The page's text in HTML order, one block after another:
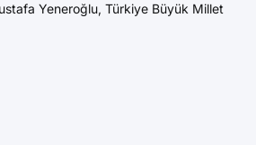
Yeneroğlu, Türkiye Büyük Millet